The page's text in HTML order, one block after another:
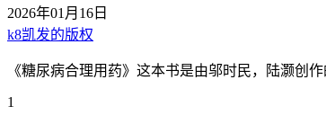
2026年01月16日
k8凯发的版权
《糖尿病合理用药》这本书是由邬时民，陆灏创
1